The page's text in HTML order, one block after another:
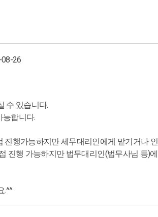
08-26
수 있습니다.
능합니다.
진행가능하지만 세무대리인에게 맡기거나
진행 가능하지만 법무대리인(법무사님 등)
.^^